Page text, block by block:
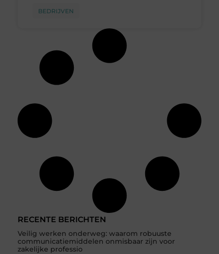
RECENTE BERICHTEN
Veilig werken onderweg: waarom robuuste
communicatiemiddelen onmisbaar zijn voor
zakelijke professio
BEDRIJVEN